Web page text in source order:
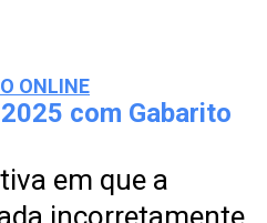
ONLINE
com Gabarito
em que a
incorretamente